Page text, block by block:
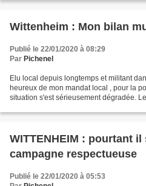
Wittenheim : Mon bilan
Publié le 22/01/2020 à 08:29
Par Pichenel
Elu local depuis longtemps et militant
heureux de mon mandat local , pour la
situation s'est sérieusement dégradée.
WITTENHEIM : pourtant
campagne respectueuse
Publié le 22/01/2020 à 05:53